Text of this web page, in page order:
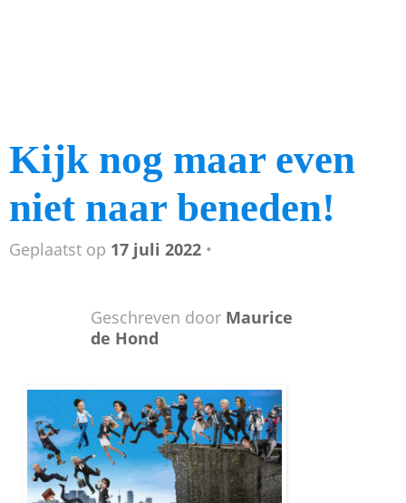
Kijk nog maar even
niet naar beneden!
Geplaatst op 17 juli 2022 •
Geschreven door Maurice
de Hond